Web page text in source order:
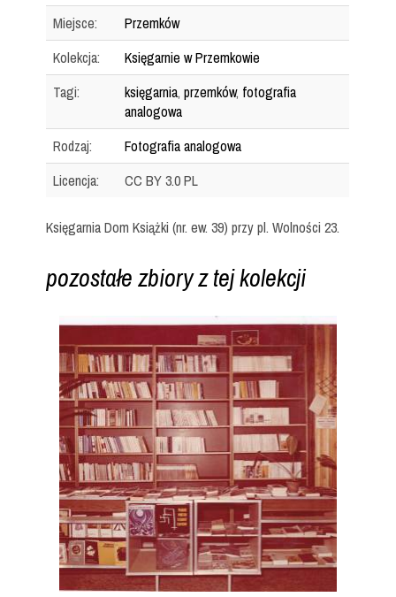
Miejsce:
Przemków
Kolekcja:
Księgarnie w Przemkowie
Tagi:
księgarnia,przemków, fotografia
analogowa
Rodzaj:
Fotografia analogowa
Licencja:
CC BY 3.0 PL
Księgarnia Dom Książki (nr. ew. 39) przy pl. Wolności 23.
pozostałe zbiory z tej kolekcji